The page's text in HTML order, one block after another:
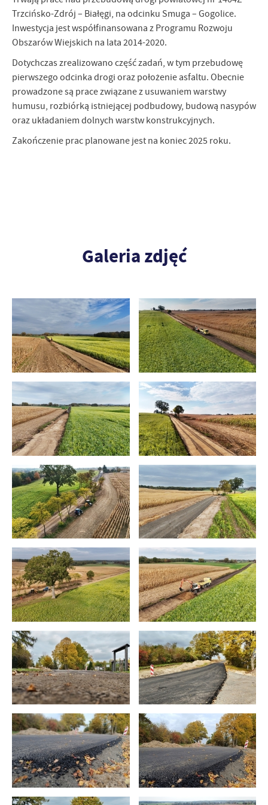
Trzcińsko-Zdrój – Białęgi, na odcinku Smuga – Gogolice.
Inwestycja jest współfinansowana z Programu Rozwoju
Obszarów Wiejskich na lata 2014-2020.
Dotychczas zrealizowano część zadań, w tym przebudowę
pierwszego odcinka drogi oraz położenie asfaltu. Obecnie
prowadzone są prace związane z usuwaniem warstwy
humusu, rozbiórką istniejącej podbudowy, budową nasypów
oraz układaniem dolnych warstw konstrukcyjnych.
Zakończenie prac planowane jest na koniec 2025 roku.
Galeria zdjęć
Firmy te działają w charakterze pośredników prezentujących nasze
treści w postaci wiadomości, ofert, komunikatów mediów
społecznościowych.